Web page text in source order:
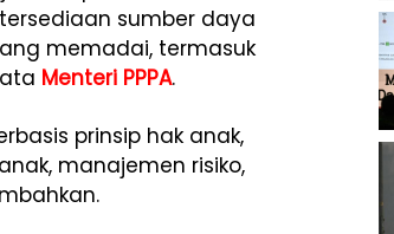
sumber daya
memadai, termasuk
Menteri PPPA.
prinsip hak anak,
manajemen risiko,